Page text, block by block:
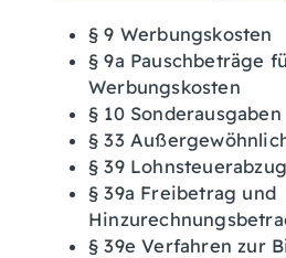
§ 9 Werbungskosten
§ 9a Pauschbeträge
Werbungskosten
§ 10 Sonderausgaben
§ 33
§ 39
§ 39a Freibetrag und
§ 39e Verfahren zur